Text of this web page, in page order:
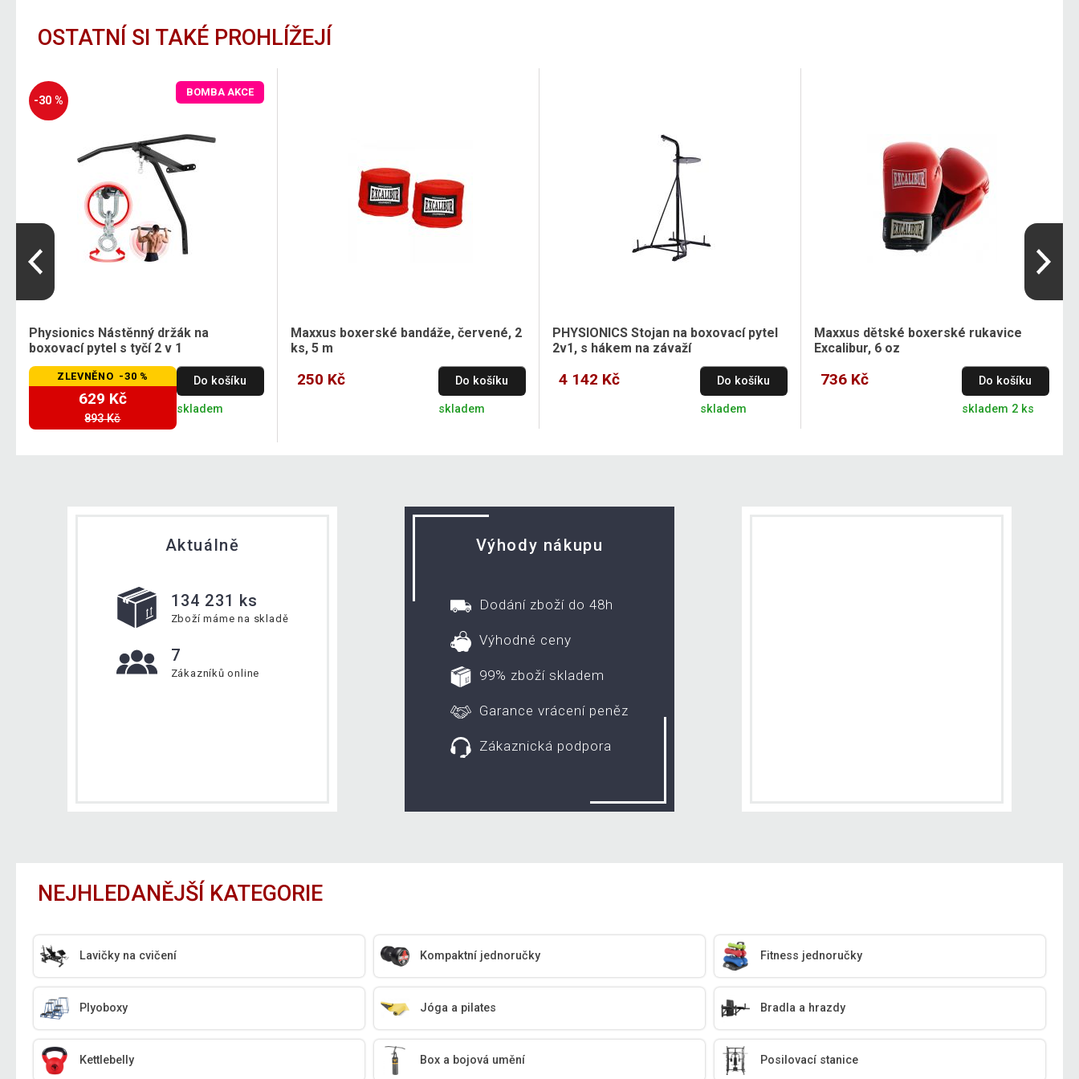
OSTATNÍ SI TAKÉ PROHLÍŽEJÍ
-30 %
BOMBA AKCE
Physionics Nástěnný držák na
boxovací pytel s tyčí 2 v 1
ZLEVNĚNO -30 %
629 Kč
893 Kč
Do košíku
skladem
Maxxus boxerské bandáže, červené, 2
ks, 5 m
250 Kč Do košíku
skladem
PHYSIONICS Stojan na boxovací pytel
2v1, s hákem na závaží
4 142 Kč Do košíku
skladem
Maxxus dětské boxerské rukavice
Excalibur, 6 oz
736 Kč Do košíku
skladem 2 ks
Aktuálně
134 231 ks
Zboží máme na skladě
7
Zákazníků online
Výhody nákupu
Dodání zboží do 48h
Výhodné ceny
99% zboží skladem
Garance vrácení peněz
Zákaznická podpora
NEJHLEDANĚJŠÍ KATEGORIE
Lavičky na cvičení Kompaktní jednoručky Fitness jednoručky
Plyoboxy Jóga a pilates Bradla a hrazdy
Kettlebelly Box a bojová umění Posilovací stanice